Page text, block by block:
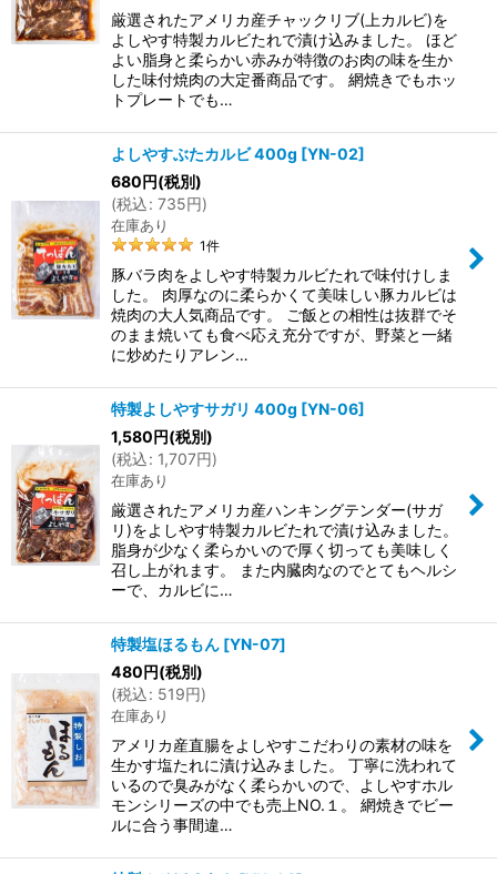
厳選されたアメリカ産チャックリブ(上カルビ)を
よしやす特製カルビたれで漬け込みました。 ほど
よい脂身と柔らかい赤みが特徴のお肉の味を生か
した味付焼肉の大定番商品です。 網焼きでもホッ
トプレートでも…
よしやすぶたカルビ 400g [YN-02]
680円(税別)
(税込: 735円)
在庫あり
1件
豚バラ肉をよしやす特製カルビたれで味付けしま
した。 肉厚なのに柔らかくて美味しい豚カルビは
焼肉の大人気商品です。 ご飯との相性は抜群でそ
のまま焼いても食べ応え充分ですが、野菜と一緒
に炒めたりアレン…
特製よしやすサガリ 400g [YN-06]
1,580円(税別)
(税込: 1,707円)
在庫あり
厳選されたアメリカ産ハンキングテンダー(サガ
リ)をよしやす特製カルビたれで漬け込みました。
脂身が少なく柔らかいので厚く切っても美味しく
召し上がれます。 また内臓肉なのでとてもヘルシ
ーで、カルビに…
特製塩ほるもん [YN-07]
480円(税別)
(税込: 519円)
在庫あり
アメリカ産直腸をよしやすこだわりの素材の味を
生かす塩たれに漬け込みました。 丁寧に洗われて
いるので臭みがなく柔らかいので、よしやすホル
モンシリーズの中でも売上NO.１。 網焼きでビー
ルに合う事間違…